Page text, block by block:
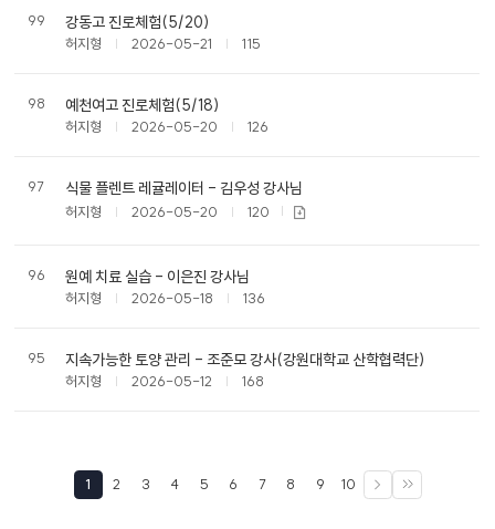
99 강동고 진로체험(5/20)
허지형 2026-05-21 115
98 예천여고 진로체험(5/18)
허지형 2026-05-20 126
97 식물 플렌트 레귤레이터 - 김우성 강사님
허지형 2026-05-20 120
96 원예 치료 실습 - 이은진 강사님
허지형 2026-05-18 136
95 지속가능한 토양 관리 - 조준모 강사(강원대학교 산학협력단)
허지형 2026-05-12 168
1 2 3 4 5 6 7 8 9 10 다음 끝으로